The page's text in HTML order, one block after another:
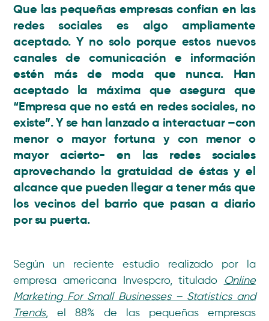
Que las pequeñas empresas confían en las
redes sociales es algo ampliamente
aceptado. Y no solo porque estos nuevos
canales de comunicación e información
estén más de moda que nunca. Han
aceptado la máxima que asegura que
“Empresa que no está en redes sociales, no
existe”. Y se han lanzado a interactuar –con
menor o mayor fortuna y con menor o
mayor acierto- en las redes sociales
aprovechando la gratuidad de éstas y el
alcance que pueden llegar a tener más que
los vecinos del barrio que pasan a diario
por su puerta.
Según un reciente estudio realizado por la
empresa americana Invespcro, titulado
Online
Marketing For Small Businesses – Statistics and
Trends, el 88% de las pequeñas empresas